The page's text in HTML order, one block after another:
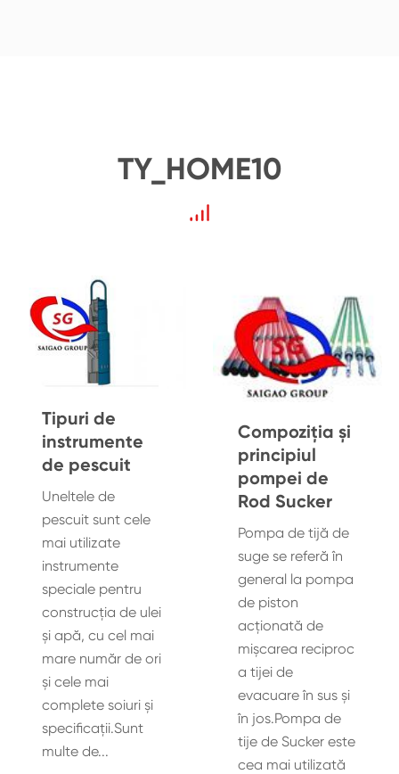
TY_HOME10
Tipuri de
instrumente
de pescuit
Uneltele de
pescuit sunt cele
mai utilizate
instrumente
speciale pentru
construcţia de ulei
şi apă, cu cel mai
mare număr de ori
şi cele mai
complete soiuri şi
specificaţii.Sunt
multe de...
Compoziția și
principiul
pompei de
Rod Sucker
Pompa de tijă de
suge se referă în
general la pompa
de piston
acționată de
mișcarea reciproc
a tijei de
evacuare în sus și
în jos.Pompa de
tije de Sucker este
cea mai utilizată